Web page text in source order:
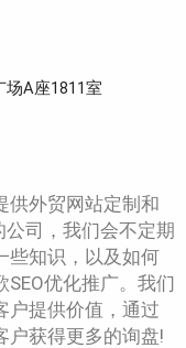
A座1811室
供外贸网站定制和
公司，我们会不定期
些知识，以及如何
优化推广。我们
户提供价值，通过
户获得更多的询盘!